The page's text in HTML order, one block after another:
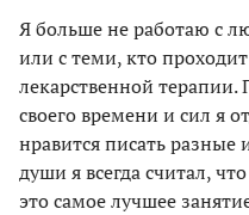
Я больше не работаю с
или с теми, кто
лекарственной терапии.
своего времени и сил я
нравится писать разные
души я всегда считал,
это самое лучшее